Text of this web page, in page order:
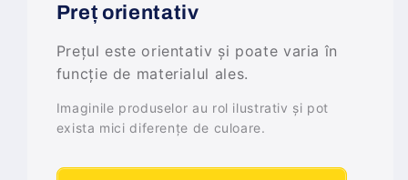
Preț orientativ
Prețul este orientativ și poate varia în
funcție de materialul ales.
Imaginile produselor au rol ilustrativ și pot
exista mici diferențe de culoare.